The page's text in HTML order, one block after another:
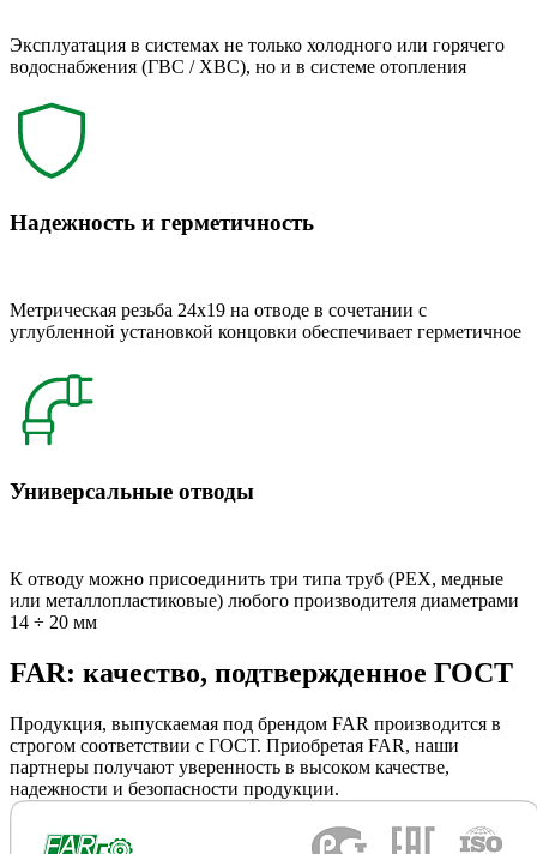
Эксплуатация в системах не только холодного или горячего
водоснабжения (ГВС / ХВС), но и в системе отопления
Надежность и герметичность
Метрическая резьба 24x19 на отводе в сочетании с
углубленной установкой концовки обеспечивает герметичное
Универсальные отводы
К отводу можно присоединить три типа труб (РЕХ, медные
или металлопластиковые) любого производителя диаметрами
14 ÷ 20 мм
FAR: качество, подтвержденное ГОСТ
Продукция, выпускаемая под брендом FAR производится в
строгом соответствии с ГОСТ. Приобретая FAR, наши
партнеры получают уверенность в высоком качестве,
надежности и безопасности продукции.